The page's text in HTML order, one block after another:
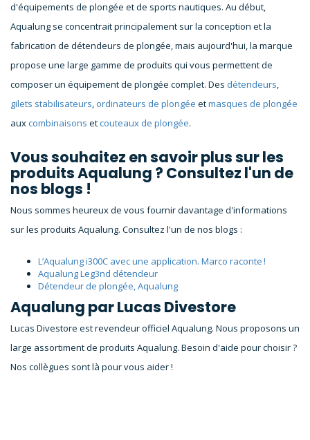
d'équipements de plongée et de sports nautiques. Au début,
Aqualung se concentrait principalement sur la conception et la
fabrication de détendeurs de plongée, mais aujourd'hui, la marque
propose une large gamme de produits qui vous permettent de
composer un équipement de plongée complet. Des détendeurs,
gilets stabilisateurs, ordinateurs de plongée etmasques de plongée
auxcombinaisons etcouteaux de plongée.
Vous souhaitez en savoir plus sur les
produits Aqualung ? Consultez l'un de
nos blogs !
Nous sommes heureux de vous fournir davantage d'informations
sur les produits Aqualung. Consultez l'un de nos blogs :
L’Aqualung i300C avec une application. Marco raconte !
Aqualung Leg3nd détendeur
Détendeur de plongée, Aqualung
Aqualung par Lucas Divestore
Lucas Divestore est revendeur officiel Aqualung. Nous proposons un
large assortiment de produits Aqualung. Besoin d'aide pour choisir ?
Nos collègues sont là pour vous aider !